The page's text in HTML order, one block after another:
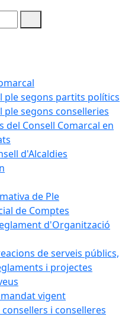
ple segons partits polítics
ple segons conselleries
del Consell Comarcal en
d'Alcaldies
de Ple
de Comptes
d'Organització
de serveis públics,
i projectes
vigent
i conselleres